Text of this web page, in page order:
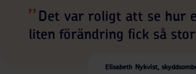
Det var roligt att se hur
liten förändring fick så
Elisabeth Nykvist,